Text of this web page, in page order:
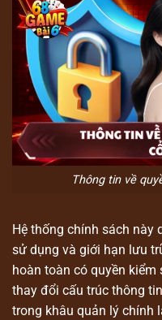
Thông tin về
Hệ thống chính sách này
sử dụng và giới hạn lưu
hoàn toàn có quyền
thay đổi cấu trúc thông
trong khâu quản lý chính